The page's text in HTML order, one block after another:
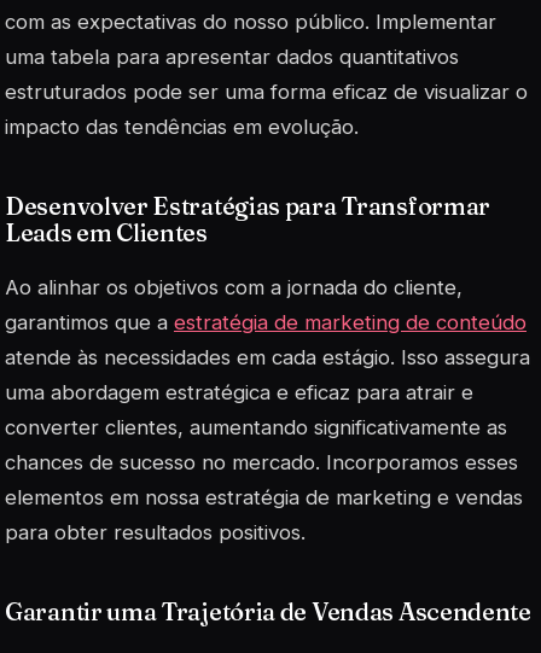
com as expectativas do nosso público. Implementar
uma tabela para apresentar dados quantitativos
estruturados pode ser uma forma eficaz de visualizar o
impacto das tendências em evolução.
Desenvolver Estratégias para Transformar
Leads em Clientes
Ao alinhar os objetivos com a jornada do cliente,
garantimos que a estratégia de marketing de conteúdo
atende às necessidades em cada estágio. Isso assegura
uma abordagem estratégica e eficaz para atrair e
converter clientes, aumentando significativamente as
chances de sucesso no mercado. Incorporamos esses
elementos em nossa estratégia de marketing e vendas
para obter resultados positivos.
Garantir uma Trajetória de Vendas Ascendente